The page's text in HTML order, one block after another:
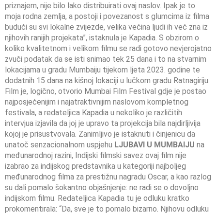
priznajem, nije bilo lako distribuirati ovaj naslov. Ipak je to
moja rodna zemlja, a postoji i povezanost s glumcima iz filma
budući su svi lokalne zvijezde, velika većina ljudi ih već zna iz
njihovih ranijih projekata”, istaknula je Kapadia. S obzirom o
koliko kvalitetnom i velikom filmu se radi gotovo nevjerojatno
zvuči podatak da se isti snimao tek 25 dana i to na stvarnim
lokacijama u gradu Mumbaiju tijekom ljeta 2023. godine te
dodatnih 15 dana na kišnoj lokaciji u lučkom gradu Ratnagiriju.
Film je, logično, otvorio Mumbai Film Festival gdje je postao
najposjećenijim i najatraktivnijim naslovom kompletnog
festivala, a redateljica Kapadia u nekoliko je različitih
intervjua izjavila da joj je upravo ta projekcija bila najdirljivija
kojoj je prisustvovala. Zanimljivo je istaknuti i činjenicu da
unatoč senzacionalnom uspjehu LJUBAVI U MUMBAIJU na
međunarodnoj razini, Indijski filmski savez ovaj film nije
izabrao za indijskog predstavnika u kategoriji najboljeg
međunarodnog filma za prestižnu nagradu Oscar, a kao razlog
su dali pomalo šokantno objašnjenje: ne radi se o dovoljno
indijskom filmu. Redateljica Kapadia tu je odluku kratko
prokomentirala: “Da, sve je to pomalo bizarno. Njihovu odluku